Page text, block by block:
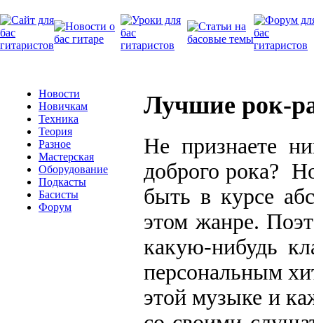
Новости
Новичкам
Техника
Теория
Разное
Мастерская
Оборудование
Подкасты
Басисты
Форум
Лучшие рок-
Не признаете
доброго рока?
быть в курсе
этом жанре.
какую-нибудь
персональным
этой музыке и